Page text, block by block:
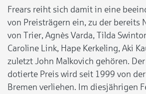
Frears reiht sich damit in eine
von Preisträgern ein, zu der bereits
von Trier, Agnès Varda, Tilda
Caroline Link, Hape Kerkeling, Aki
zuletzt John Malkovich gehören.
dotierte Preis wird seit 1999 von der
Bremen verliehen. Im diesjährigen